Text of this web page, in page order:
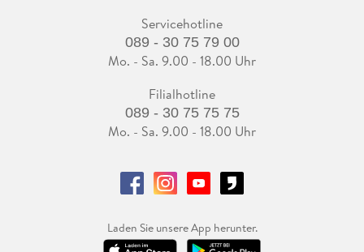
Servicehotline
089 - 30 75 79 00
Mo. - Sa. 9.00 - 18.00 Uhr
Filialhotline
089 - 30 75 75 75
Mo. - Sa. 9.00 - 18.00 Uhr
Laden Sie unsere App herunter.